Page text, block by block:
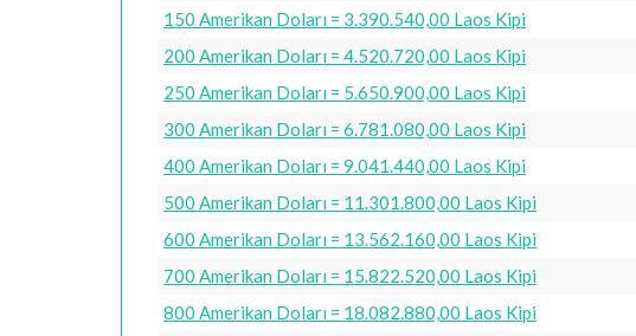
150 Amerikan Doları = 3.390.540,00 Laos Kipi
200 Amerikan Doları = 4.520.720,00 Laos Kipi
250 Amerikan Doları = 5.650.900,00 Laos Kipi
300 Amerikan Doları = 6.781.080,00 Laos Kipi
400 Amerikan Doları = 9.041.440,00 Laos Kipi
500 Amerikan Doları = 11.301.800,00 Laos Kipi
600 Amerikan Doları = 13.562.160,00 Laos Kipi
700 Amerikan Doları = 15.822.520,00 Laos Kipi
800 Amerikan Doları = 18.082.880,00 Laos Kipi